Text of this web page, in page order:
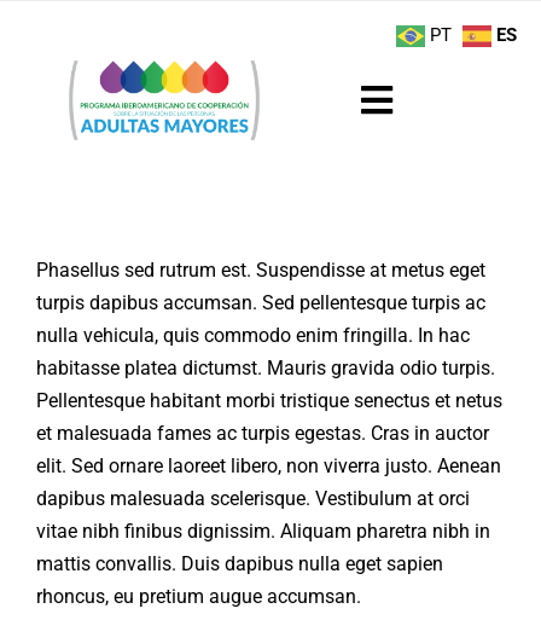
contenido
Toggle
Noticias
Actividades
Boletín
Buenas Prácticas
Recursos
Buscar:
Phasellus sed rutrum est. Suspendisse at metus eget
turpis dapibus accumsan. Sed pellentesque turpis ac
nulla vehicula, quis commodo enim fringilla. In hac
habitasse platea dictumst. Mauris gravida odio turpis.
Pellentesque habitant morbi tristique senectus et netus
et malesuada fames ac turpis egestas. Cras in auctor
elit. Sed ornare laoreet libero, non viverra justo. Aenean
dapibus malesuada scelerisque. Vestibulum at orci
vitae nibh finibus dignissim. Aliquam pharetra nibh in
mattis convallis. Duis dapibus nulla eget sapien
rhoncus, eu pretium augue accumsan.
PT ES